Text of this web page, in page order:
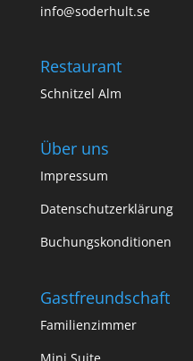
info@soderhult.se
Restaurant
Schnitzel Alm
Über uns
Impressum
Datenschutzerklärung
Buchungskonditionen
Gastfreundschaft
Familienzimmer
Mini Suite